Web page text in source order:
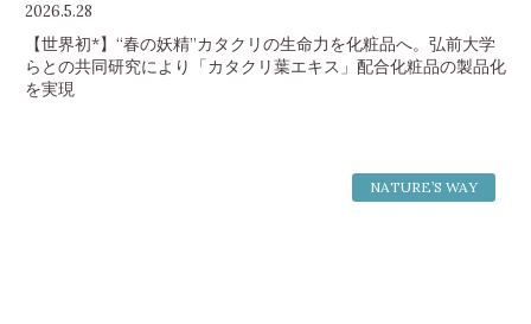
2026.5.28
【世界初*】“春の妖精”カタクリの生命力を化粧品へ。弘前大学
らとの共同研究により「カタクリ葉エキス」配合化粧品の製品化
を実現
NATURE’S WAY